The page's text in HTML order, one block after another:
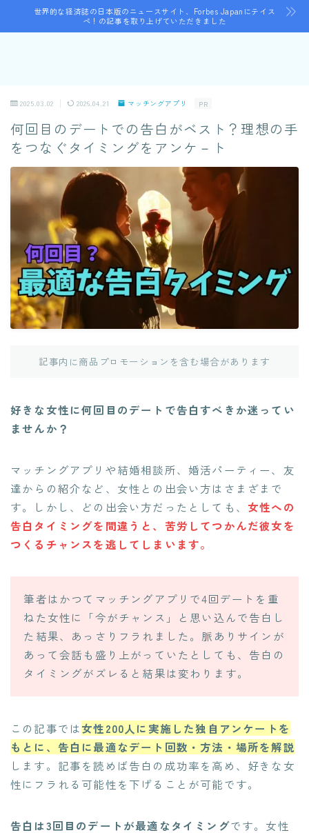
世界的な経済誌の日本版のニュースサイト、Forbes Japanにテイス
ペ！の記事を取り上げていただきました
2025.03.02 2026.04.21 マッチングアプリ PR
何回目のデートでの告白がベスト？理想の手
をつなぐタイミングをアンケ－ト
記事内に商品プロモーションを含む場合があります
好きな女性に何回目のデートで告白すべきか迷ってい
ませんか？
マッチングアプリや結婚相談所、婚活パーティー、友
達からの紹介など、女性との出会い方はさまざまで
す。しかし、どの出会い方だったとしても、 女性への
告白タイミングを間違うと、苦労してつかんだ彼女を
つくるチャンスを逃してしまいます。
筆者はかつてマッチングアプリで4回デートを重
ねた女性に「今がチャンス」と思い込んで告白し
た結果、あっさりフラれました。脈ありサインが
あって会話も盛り上がっていたとしても、告白の
タイミングがズレると結果は変わります。
この記事では女性200人に実施した独自アンケートを
もとに、告白に最適なデート回数・方法・場所を解説
します。記事を読めば告白の成功率を高め、好きな女
性にフラれる可能性を下げることが可能です。
告白は3回目のデートが最適なタイミングです。女性